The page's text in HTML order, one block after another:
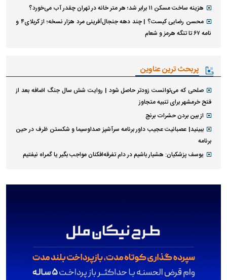
هزینه ساخت مسکن ۱۱ برابر شد؛ هر متر خانه در تهران چقدر آب می‌خورد؟
محسن رضایی کیست؟ | چند دهه جنجال‌آفرینی مرد هزار نسخه؛ از کربلای۴ و
نامه ۶۷ تا تنگه هرمز و شعام
پربحث ترین عناوین
صلحی که می‌توانست زودتر حاصل شود | روایت شش سال جنگ اضافه بعد از
فتح خرمشهر برای تنبیه متجاوز
از بین بردن حشرات برنج
ببینید| عصبانیت عجیب داور برنامه سرآشپز صداوسیما و شکستن ظرف در حین
برنامه
یوسف پزشکیان: هشیار باشیم در دام تفرقه‌افکنان مواجب بگیر یا گمراه نیفتیم